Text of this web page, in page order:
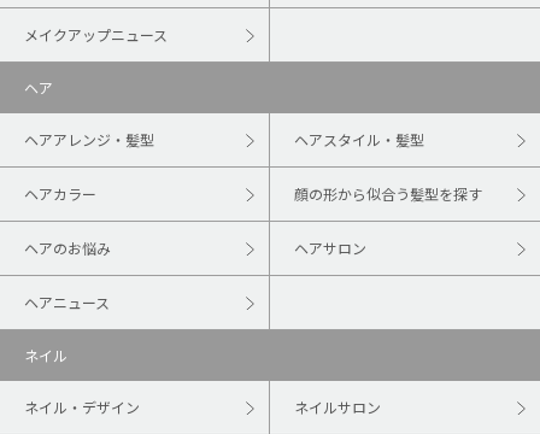
メイクアップニュース
ヘア
ヘアアレンジ・髪型 ヘアスタイル・髪型
ヘアカラー 顔の形から似合う髪型を探す
ヘアのお悩み ヘアサロン
ヘアニュース
ネイル
ネイル・デザイン ネイルサロン